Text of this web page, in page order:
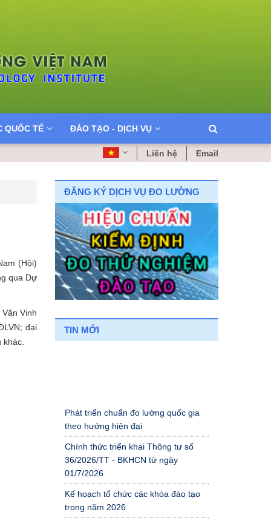
QUỐC TẾ ĐÀO TẠO - DỊCH VỤ
Liên hệ Email
(Hội)
qua Dự
Vinh
đại
ĐĂNG KÝ DỊCH VỤ ĐO LƯỜNG
TIN MỚI
Phát triển chuẩn đo lường quốc gia
theo hướng hiện đại
Chính thức triển khai Thông tư số
36/2026/TT - BKHCN từ ngày
01/7/2026
Kế hoạch tổ chức các khóa đào tạo
trong năm 2026